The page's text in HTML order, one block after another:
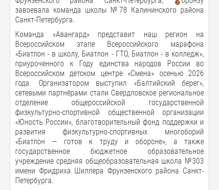
завоевала команда школы №78 Калининского района
Санкт-Петербурга.
Команда «Авангард» представит наш регион на
Всероссийском этапе Всероссийского марафона
«Биатлон - в школу, Биатлон - ГТО, Биатлон - в колледж»,
приуроченного к Году единства народов России во
Всероссийском детском центре «Смена» осенью 2026
года. Организатором выступил «Балтийский берег»,
сетевыми партнёрами стали Свердловское региональное
отделение общероссийской государственной
физкультурно-спортивной общественной организации
«Юность России», благотворительный фонд поддержки и
развития физкультурно-спортивных многоборий
«Биатлон — готов к труду и обороне», а также
государственное бюджетное образовательное
учреждение средняя общеобразовательная школа №303
имени Фридриха Шиллера Фрунзенского района Санкт-
Петербурга.